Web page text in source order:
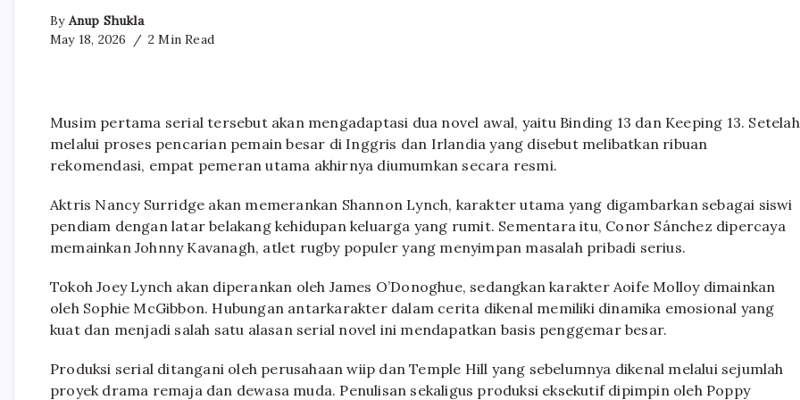
By Anup Shukla
May 18, 2026
2 Min Read
Musim pertama serial tersebut akan mengadaptasi dua novel awal, yaitu Binding 13 dan Keeping 13. Setelah
melalui proses pencarian pemain besar di Inggris dan Irlandia yang disebut melibatkan ribuan
rekomendasi, empat pemeran utama akhirnya diumumkan secara resmi.
Aktris Nancy Surridge akan memerankan Shannon Lynch, karakter utama yang digambarkan sebagai siswi
pendiam dengan latar belakang kehidupan keluarga yang rumit. Sementara itu, Conor Sánchez dipercaya
memainkan Johnny Kavanagh, atlet rugby populer yang menyimpan masalah pribadi serius.
Tokoh Joey Lynch akan diperankan oleh James O’Donoghue, sedangkan karakter Aoife Molloy dimainkan
oleh Sophie McGibbon. Hubungan antarkarakter dalam cerita dikenal memiliki dinamika emosional yang
kuat dan menjadi salah satu alasan serial novel ini mendapatkan basis penggemar besar.
Produksi serial ditangani oleh perusahaan wiip dan Temple Hill yang sebelumnya dikenal melalui sejumlah
proyek drama remaja dan dewasa muda. Penulisan sekaligus produksi eksekutif dipimpin oleh Poppy